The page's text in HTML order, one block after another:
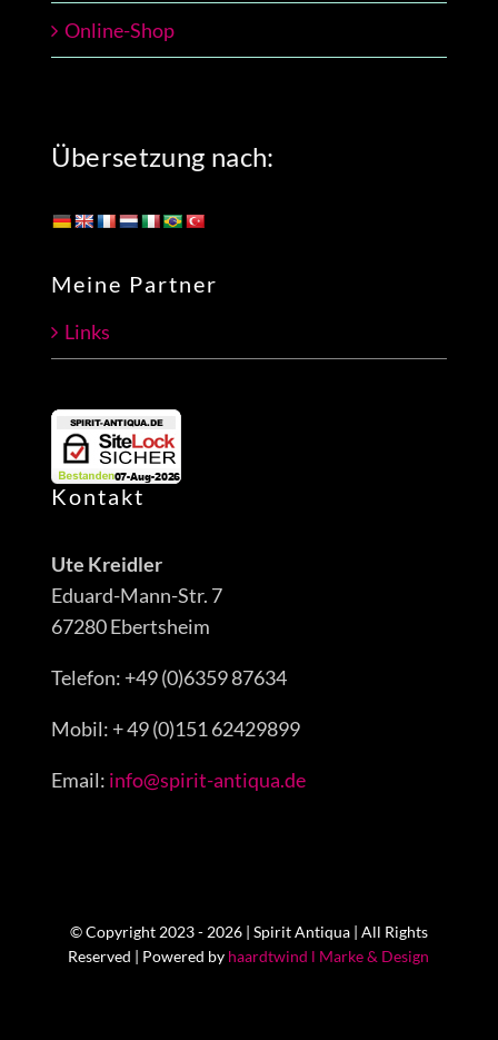
Online-Shop
Übersetzung nach:
Meine Partner
Links
Kontakt
Ute Kreidler
Eduard-Mann-Str. 7
67280 Ebertsheim
Telefon: +49 (0)6359 87634
Mobil: + 49 (0)151 62429899
Email: info@spirit-antiqua.de
© Copyright 2023 - 2026 | Spirit Antiqua | All Rights
Reserved | Powered by haardtwind l Marke & Design